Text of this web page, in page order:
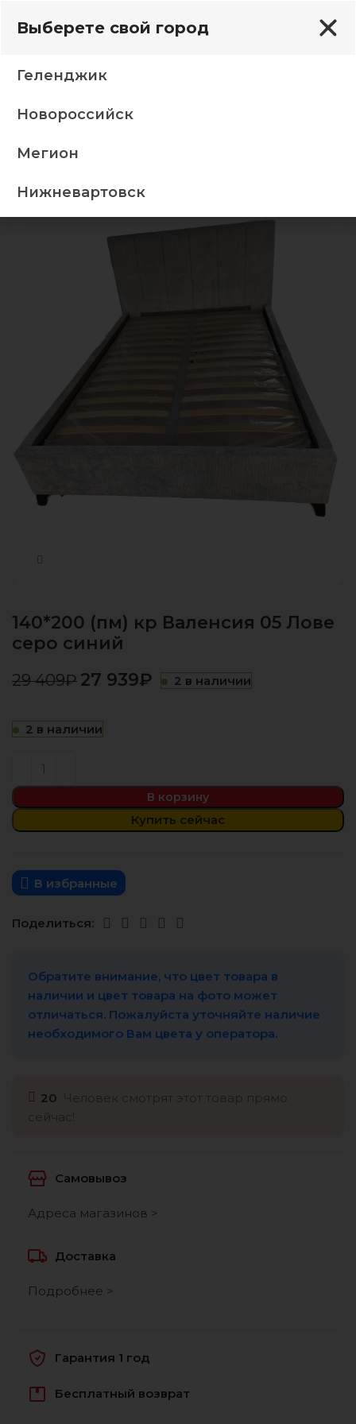
140*200 (пм) кр Валенсия 05 Лове серо синий
140*200 (пм) кр Валенсия 05 Лове
серо синий
29 409₽ 27 939₽ 2 в наличии
2 в наличии
В корзину
Купить сейчас
В избранные
Поделиться:
Обратите внимание, что цвет товара в
наличии и цвет товара на фото может
отличаться. Пожалуйста уточняйте наличие
необходимого Вам цвета у оператора.
20
Самовывоз
Адреса магазинов >
Доставка
Подробнее >
Гарантия 1 год
Бесплатный возврат
Выберете свой город
Геленджик
Новороссийск
Мегион
Нижневартовск